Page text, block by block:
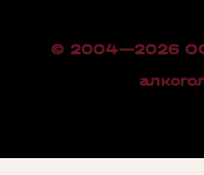
© 2004—2026